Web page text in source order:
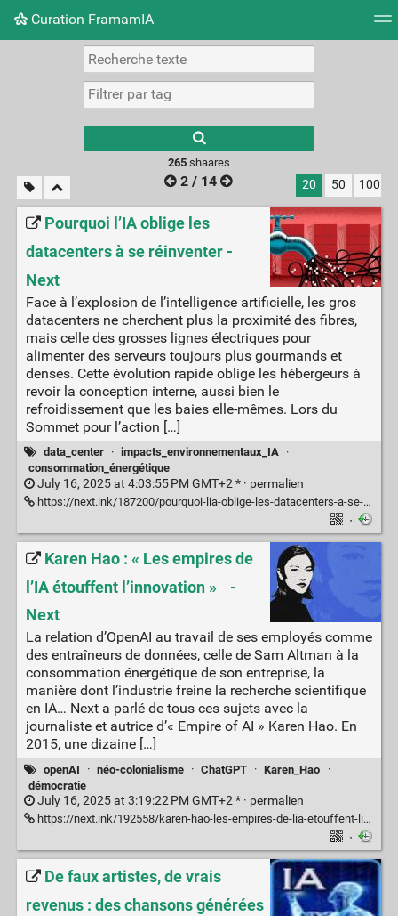
Curation FramamIA
Nuage de tags Mur d'images
265shaares
2 / 14 20 50 100
Pourquoi l’IA oblige les
datacenters à se réinventer -
Next
Face à l’explosion de l’intelligence artificielle, les gros
datacenters ne cherchent plus la proximité des fibres,
mais celle des grosses lignes électriques pour
alimenter des serveurs toujours plus gourmands et
denses. Cette évolution rapide oblige les hébergeurs à
revoir la conception interne, aussi bien le
refroidissement que les baies elle-mêmes. Lors du
Sommet pour l’action […]
data_center · impacts_environnementaux_IA
·
consommation_énergétique
July 16, 2025 at 4:03:55 PM GMT+2 * · permalien
https://next.ink/187200/pourquoi-lia-oblige-les-datacenters-a-se-reinventer/
·
Karen Hao : « Les empires de
l’IA étouffent l’innovation » -
Next
La relation d’OpenAI au travail de ses employés comme
des entraîneurs de données, celle de Sam Altman à la
consommation énergétique de son entreprise, la
manière dont l’industrie freine la recherche scientifique
en IA… Next a parlé de tous ces sujets avec la
journaliste et autrice d’« Empire of AI » Karen Hao. En
2015, une dizaine […]
openAI · néo-colonialisme · ChatGPT · Karen_Hao
·
démocratie
July 16, 2025 at 3:19:22 PM GMT+2 * · permalien
https://next.ink/192558/karen-hao-les-empires-de-lia-etouffent-linnovation/
·
De faux artistes, de vrais
revenus : des chansons générées